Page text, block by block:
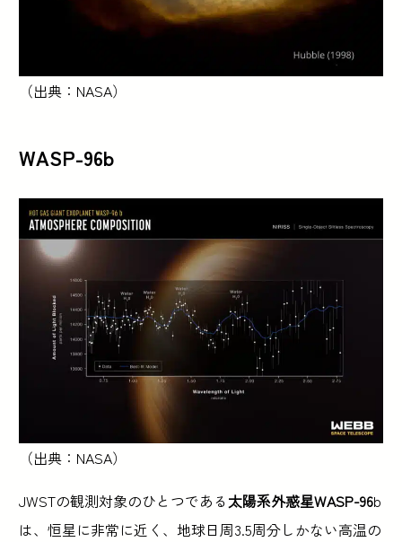
（出典：NASA）
WASP-96b
（出典：NASA）
JWSTの観測対象のひとつである太陽系外惑星WASP-96b
は、恒星に非常に近く、地球日周3.5周分しかない高温の